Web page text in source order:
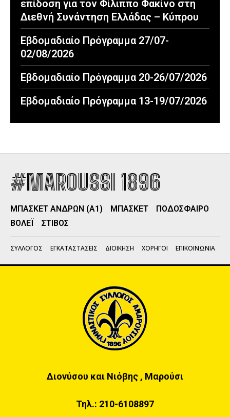
επίδοση για τον Φίλιππο Φακίνο στη
Διεθνή Συνάντηση Ελλάδας – Κύπρου
Εβδομαδιαίο Πρόγραμμα 27/07-
02/08/2026
Εβδομαδιαίο Πρόγραμμα 20-26/07/2026
Εβδομαδιαίο Πρόγραμμα 13-19/07/2026
#MAROUSSI 1896
ΜΠΑΣΚΕΤ ΑΝΔΡΩΝ (Α1) ΜΠΑΣΚΕΤ
ΠΟΔΟΣΦΑΙΡΟ
ΒΟΛΕΪ
ΣΤΙΒΟΣ
ΣΥΛΛΟΓΟΣ ΕΓΚΑΤΑΣΤΑΣΕΙΣ ΔΙΟΙΚΗΣΗ ΧΟΡΗΓΟΙ ΕΠΙΚΟΙΝΩΝΙΑ
Διονύσου και Νιόβης , Μαρούσι
Τηλ.: 210-6108897